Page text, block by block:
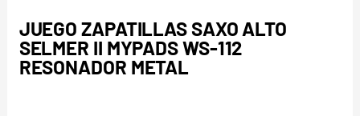
JUEGO ZAPATILLAS SAXO ALTO
SELMER II MYPADS WS-112
RESONADOR METAL